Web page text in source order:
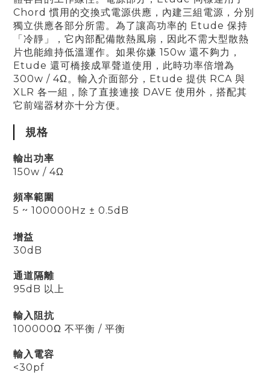
Chord 慣用的交換式電源供應，內建三組電源，分別
獨立供應各部分所需。為了讓高功率的 Etude 保持
「冷靜」，它內部配備散熱風扇，因此不需大型散熱
片也能維持低溫運作。如果你嫌 150w 還不夠力，
Etude 還可橋接成單聲道使用，此時功率倍增為
300w / 4Ω。輸入介面部分，Etude 提供 RCA 與
XLR 各一組，除了直接連接 DAVE 使用外，搭配其
它前端器材亦十分方便。
規格
輸出功率
150w / 4Ω
頻率範圍
5 ~ 100000Hz ± 0.5dB
增益
30dB
通道隔離
95dB 以上
輸入阻抗
100000Ω 不平衡 / 平衡
輸入電容
<30pf